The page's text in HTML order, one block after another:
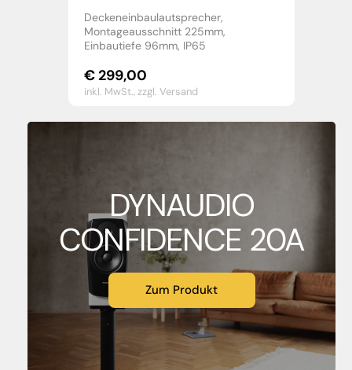
Deckeneinbaulautsprecher,
Montageausschnitt 225mm,
Einbautiefe 96mm, IP65
€299,00
inkl. MwSt.,zzgl. Versand
DYNAUDIO
CONFIDENCE 20A
Zum Produkt